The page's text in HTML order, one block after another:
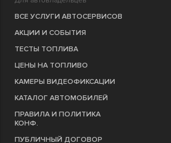
ВСЕ УСЛУГИ АВТОСЕРВИСОВ
АКЦИИ И СОБЫТИЯ
ТЕСТЫ ТОПЛИВА
ЦЕНЫ НА ТОПЛИВО
КАМЕРЫ ВИДЕОФИКСАЦИИ
КАТАЛОГ АВТОМОБИЛЕЙ
ПРАВИЛА И ПОЛИТИКА
КОНФ.
ПУБЛИЧНЫЙ ДОГОВОР